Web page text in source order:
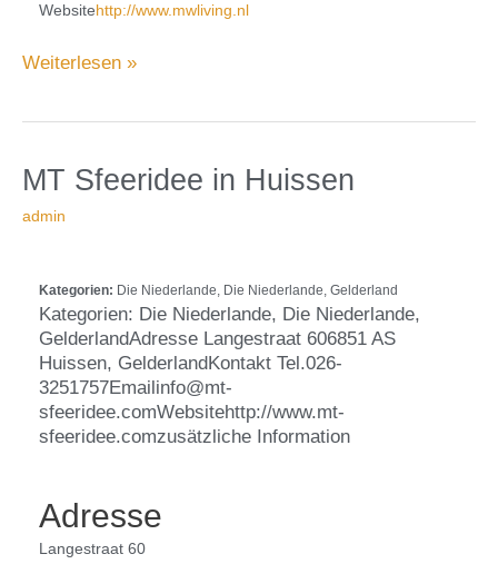
Websitehttp://www.mwliving.nl
Weiterlesen »
MT Sfeeridee in Huissen
admin
Kategorien: Die Niederlande, Die Niederlande, Gelderland
Kategorien: Die Niederlande, Die Niederlande,
GelderlandAdresse Langestraat 606851 AS
Huissen, GelderlandKontakt Tel.026-
3251757Emailinfo@mt-
sfeeridee.comWebsitehttp://www.mt-
sfeeridee.comzusätzliche Information
Adresse
Langestraat 60
MT
Sfeeridee
in
Huissen